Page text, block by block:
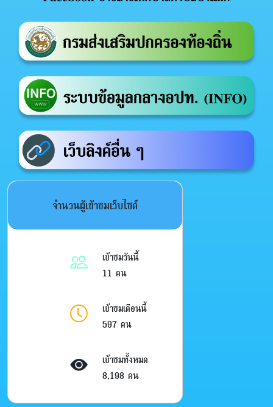
จำนวนผู้เข้าชมเว็บไซต์
เข้าชมวันนี้
11 คน
เข้าชมเดือนนี้
597 คน
เข้าชมทั้งหมด
8,198 คน